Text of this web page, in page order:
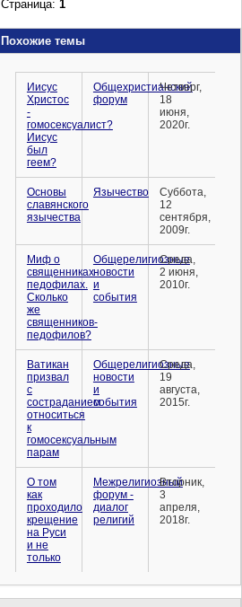
Страница:1
Похожие темы
Иисус
Христос
-
гомосексуалист?
Иисус
был
геем?
Общехристианский
форум
Четверг,
18
июня,
2020г.
Основы
славянского
язычества
Язычество
Суббота,
12
сентября,
2009г.
Миф о
священниках-
педофилах.
Сколько
же
священников-
педофилов?
Общерелигиозные
новости
и
события
Среда,
2 июня,
2010г.
Ватикан
призвал
с
состраданием
относиться
к
гомосексуальным
парам
Общерелигиозные
новости
и
события
Среда,
19
августа,
2015г.
О том
как
проходило
крещение
на Руси
и не
только
Межрелигиозный
форум -
диалог
религий
Вторник,
3
апреля,
2018г.